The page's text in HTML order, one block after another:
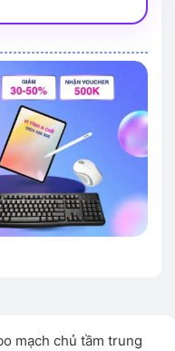
mạch chủ tầm trung